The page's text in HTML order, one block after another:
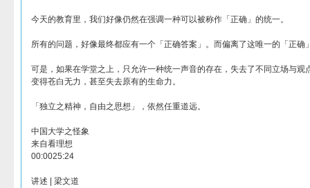
今天的教育里，我们好像仍然在强调一种可以被称作「正确」的统一。
所有的问题，好像最终都应有一个「正确答案」。而偏离了这唯一的「正确
可是，如果在学堂之上，只允许一种统一声音的存在，失去了不同立场与观
变得苍白无力，甚至失去原有的生命力。
「独立之精神，自由之思想」，依然任重道远。
中国大学之怪象
来自看理想
00:0025:24
讲述 | 梁文道